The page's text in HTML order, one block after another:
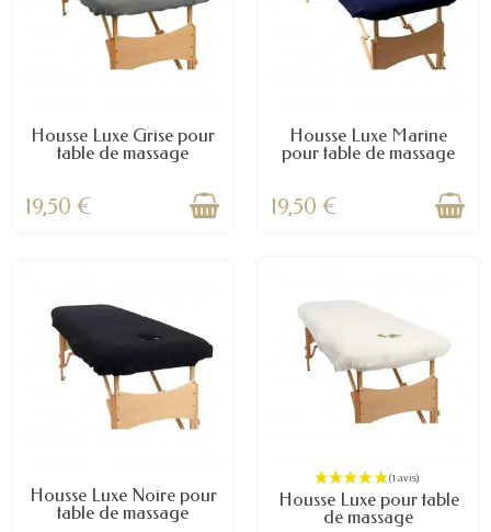
Housse Luxe Grise pour
table de massage
19,50 €
Housse Luxe Marine
pour table de massage
19,50 €
Housse Luxe Noire pour
table de massage
Housse Luxe pour table
de massage